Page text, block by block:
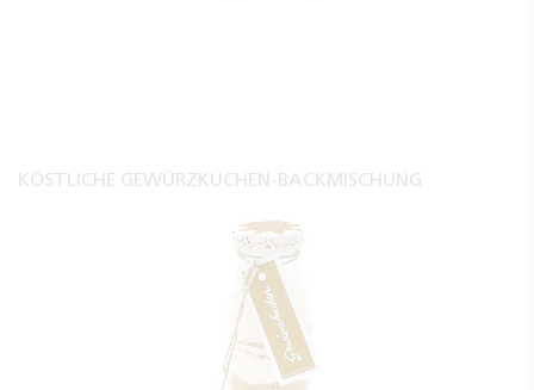
KÖSTLICHE GEWÜRZKUCHEN-BACKMISCHUNG